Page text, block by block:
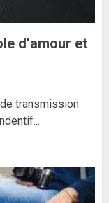
d’amour et
transmission